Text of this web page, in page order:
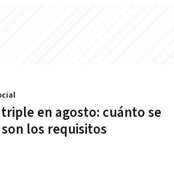
en agosto: cuánto se
los requisitos